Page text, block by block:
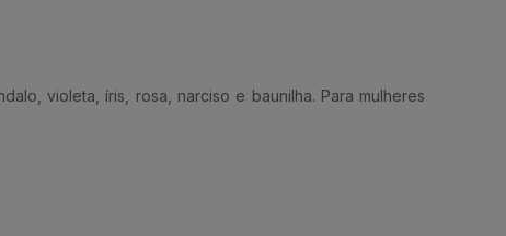
violeta, íris, rosa, narciso e baunilha. Para mulheres